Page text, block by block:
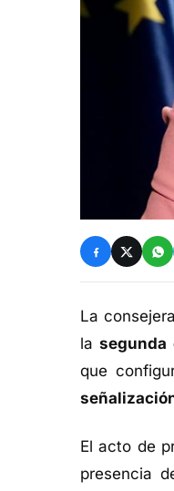
La
lasegunda
que
El acto de
presencia